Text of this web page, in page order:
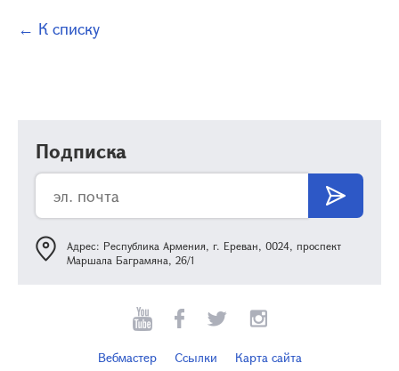
← К списку
Подписка
Адрес: Республика Армения, г. Ереван, 0024, проспект
Маршала Баграмяна, 26/1
Вебмастер Ссылки Карта сайта